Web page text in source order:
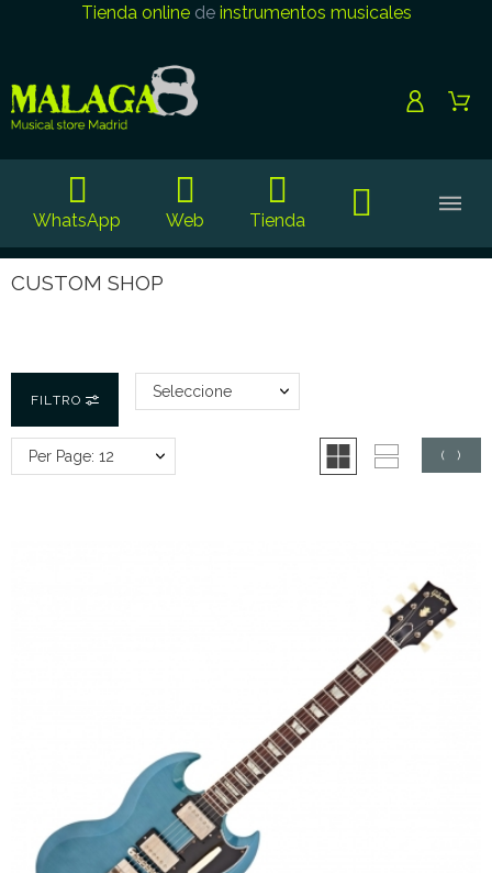
Tienda onlinede instrumentos musicales
WhatsApp Web Tienda
CUSTOM SHOP
FILTRO Seleccione
( )
Per Page: 12